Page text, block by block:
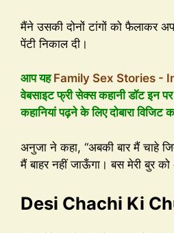
मैंने उसकी दोनों टांगों को फैलाकर
पेंटी निकाल दी।
आप यहFamily Sex Stories -
वेबसाइट फ्री सेक्स कहानी डॉट इन
कहानियां पढ़ने के लिए दोबारा विजिट
अनुजा ने कहा, “अबकी बार मैं चाहे
मैं बाहर नहीं जाऊँगा। बस मेरी बुर
Desi Chachi Ki